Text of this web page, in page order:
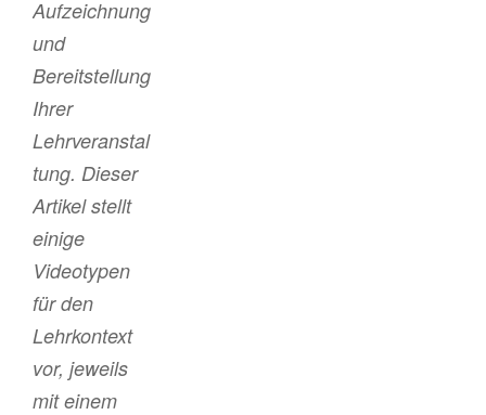
Aufzeichnung
und
Bereitstellung
Ihrer
Lehrveranstal
tung. Dieser
Artikel stellt
einige
Videotypen
für den
Lehrkontext
vor, jeweils
mit einem